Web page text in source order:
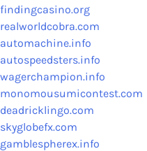
findingcasino.org
realworldcobra.com
automachine.info
autospeedsters.info
wagerchampion.info
monomousumicontest.com
deadricklingo.com
skyglobefx.com
gamblespherex.info